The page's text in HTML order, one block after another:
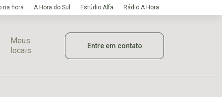
na hora A Hora do Sul Estúdio Alfa Rádio A Hora
Meus
locais
Entre em contato